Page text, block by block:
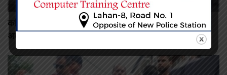
कमिशन नदिँदा दुःख दिइयो’ भन्ने सहकारी सञ्चालकको आरोप, वडा
अध्यक्षद्वारा अस्वीकार